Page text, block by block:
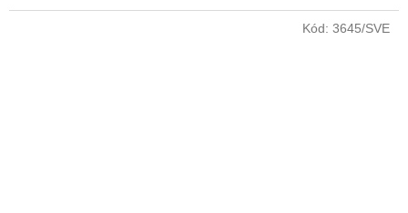
Kód: 3645/SVE